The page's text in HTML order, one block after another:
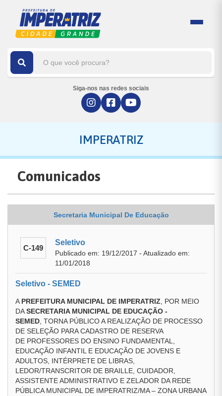
Siga-nos nas redes sociais
IMPERATRIZ
Comunicados
Secretaria Municipal De Educação
C-149
Seletivo
Publicado em: 19/12/2017 - Atualizado em:
11/01/2018
Seletivo - SEMED
A PREFEITURA MUNICIPAL DE IMPERATRIZ , POR MEIO
DASECRETARIA MUNICIPAL DE EDUCAÇÃO -
SEMED , TORNA PÚBLICO A REALIZAÇÃO DE PROCESSO
DE SELEÇÃO PARA CADASTRO DE RESERVA
DE PROFESSORES DO ENSINO FUNDAMENTAL,
EDUCAÇÃO INFANTIL E EDUCAÇÃO DE JOVENS E
ADULTOS, INTÉRPRETE DE LIBRAS,
LEDOR/TRANSCRITOR DE BRAILLE, CUIDADOR,
ASSISTENTE ADMINISTRATIVO E ZELADOR DA REDE
PÚBLICA MUNICIPAL DE IMPERATRIZ/MA – ZONA URBANA